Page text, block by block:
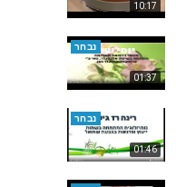
10:17
01:37
נבחר
01:46
נבחר